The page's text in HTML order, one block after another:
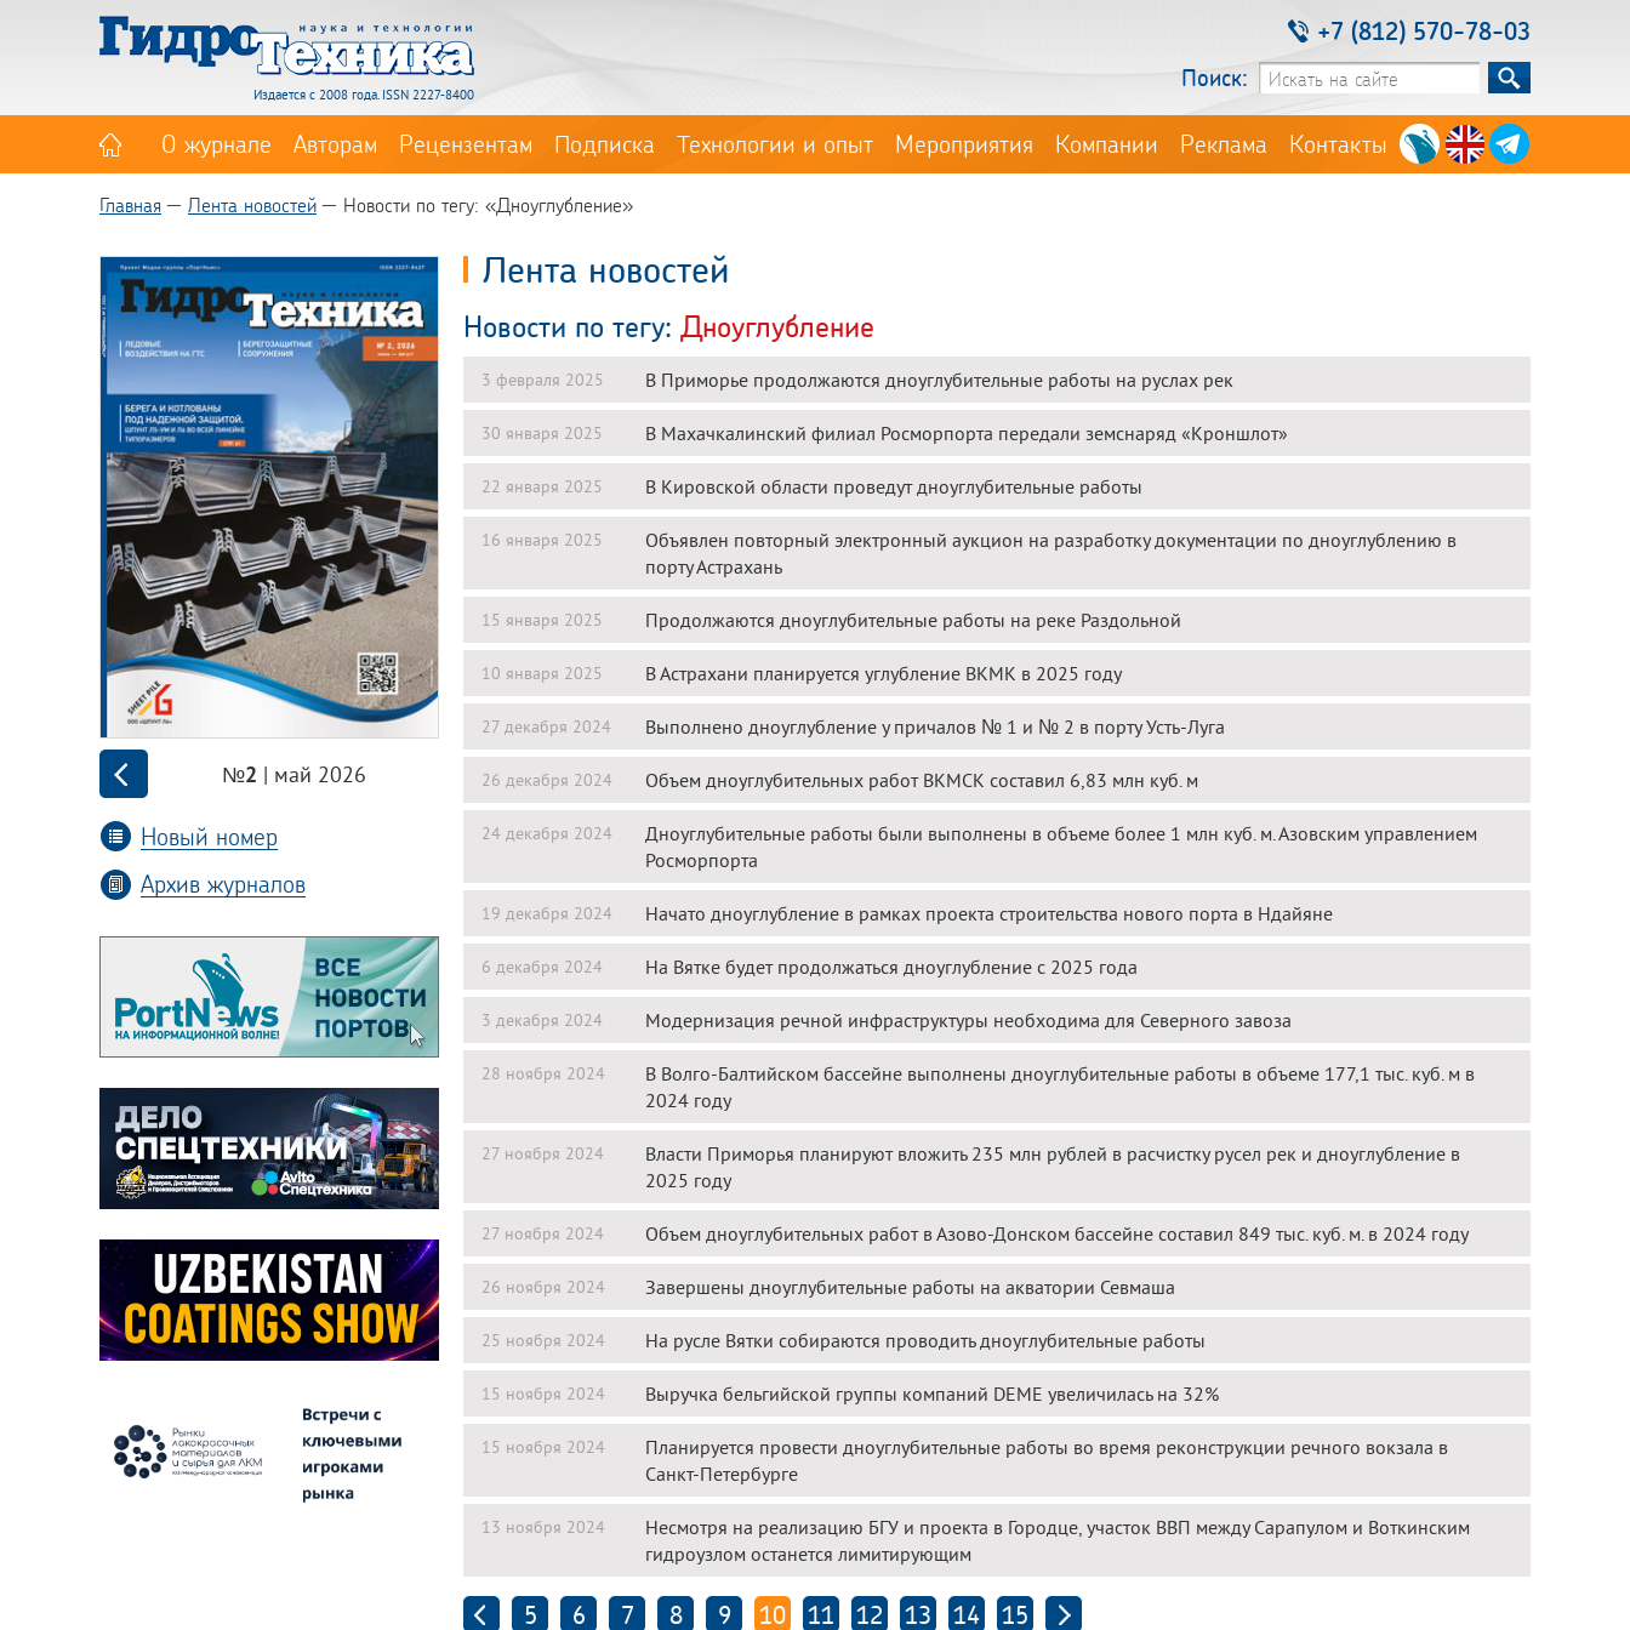
Издается с 2008 года. ISSN 2227-8400
+7 (812) 570-78-03
Поиск:
О журнале Авторам Рецензентам Подписка Технологии и опыт Мероприятия Компании Реклама Контакты
Главная Лента новостей Новости по тегу: «Дноуглубление»
№2 | май 2026
Новый номер
Архив журналов
Лента новостей
Новости по тегу: Дноуглубление
3 февраля 2025 В Приморье продолжаются дноуглубительные работы на руслах рек
30 января 2025 В Махачкалинский филиал Росморпорта передали земснаряд «Кроншлот»
22 января 2025 В Кировской области проведут дноуглубительные работы
16 января 2025
Объявлен повторный электронный аукцион на разработку документации по дноуглублению в
порту Астрахань
15 января 2025 Продолжаются дноуглубительные работы на реке Раздольной
10 января 2025 В Астрахани планируется углубление ВКМК в 2025 году
27 декабря 2024 Выполнено дноуглубление у причалов № 1 и № 2 в порту Усть-Луга
26 декабря 2024 Объем дноуглубительных работ ВКМСК составил 6,83 млн куб. м
24 декабря 2024
Дноуглубительные работы были выполнены в объеме более 1 млн куб. м. Азовским управлением
Росморпорта
19 декабря 2024 Начато дноуглубление в рамках проекта строительства нового порта в Ндайяне
6 декабря 2024 На Вятке будет продолжаться дноуглубление с 2025 года
3 декабря 2024 Модернизация речной инфраструктуры необходима для Северного завоза
28 ноября 2024
В Волго-Балтийском бассейне выполнены дноуглубительные работы в объеме 177,1 тыс. куб. м в
2024 году
27 ноября 2024
Власти Приморья планируют вложить 235 млн рублей в расчистку русел рек и дноуглубление в
2025 году
27 ноября 2024 Объем дноуглубительных работ в Азово-Донском бассейне составил 849 тыс. куб. м. в 2024 году
26 ноября 2024 Завершены дноуглубительные работы на акватории Севмаша
25 ноября 2024 На русле Вятки собираются проводить дноуглубительные работы
15 ноября 2024 Выручка бельгийской группы компаний DEME увеличилась на 32%
15 ноября 2024
Планируется провести дноуглубительные работы во время реконструкции речного вокзала в
Санкт-Петербурге
13 ноября 2024
Несмотря на реализацию БГУ и проекта в Городце, участок ВВП между Сарапулом и Воткинским
гидроузлом останется лимитирующим
5 6 7 8 9 10 11 12 13 14 15